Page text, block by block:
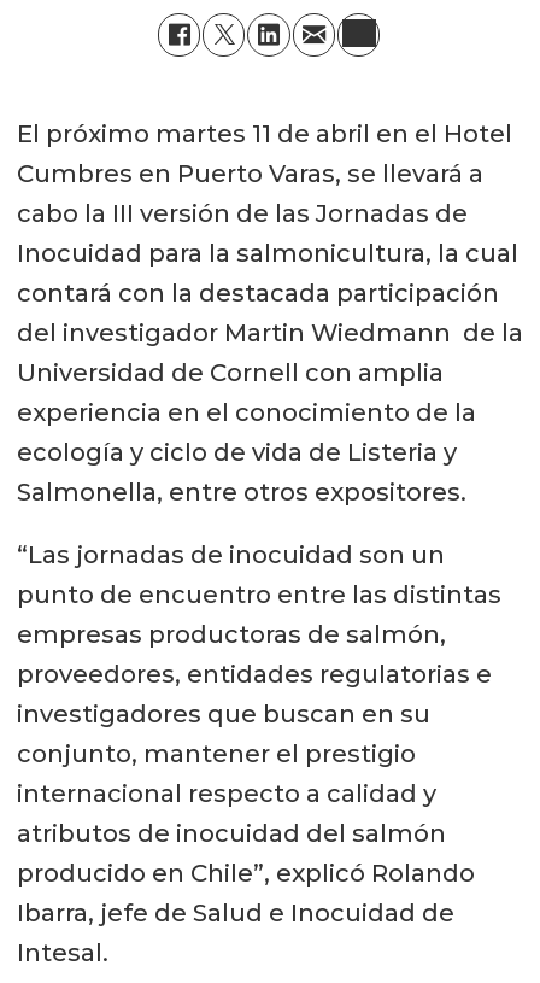
El próximo martes 11 de abril en el Hotel
Cumbres en Puerto Varas, se llevará a
cabo la III versión de las Jornadas de
Inocuidad para la salmonicultura, la cual
contará con la destacada participación
del investigador Martin Wiedmann de la
Universidad de Cornell con amplia
experiencia en el conocimiento de la
ecología y ciclo de vida de Listeria y
Salmonella, entre otros expositores.
“Las jornadas de inocuidad son un
punto de encuentro entre las distintas
empresas productoras de salmón,
proveedores, entidades regulatorias e
investigadores que buscan en su
conjunto, mantener el prestigio
internacional respecto a calidad y
atributos de inocuidad del salmón
producido en Chile”, explicó Rolando
Ibarra, jefe de Salud e Inocuidad de
Intesal.